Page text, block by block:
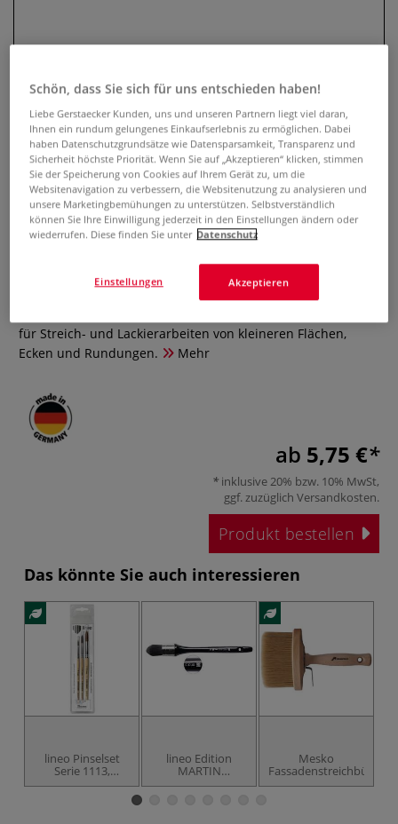
Mesko Ringpinsel
0 Bewertungen
Besonders langlebige Profi-Qualität, vollsynthetische
Kunstfasermischung, 2-fach abtrennbare Kunststoff-
für Streich- und Lackierarbeiten von kleineren Flächen,
Ecken und Rundungen.
Mehr
ab 5,75 €
inklusive 20% bzw. 10% MwSt,
ggf. zuzüglich Versandkosten.
Produkt bestellen
Das könnte Sie auch interessieren
lineo Pinselset
Serie 1113,
Synthetik
lineo Edition
MARTIN
THOMAS,
Mesko
Fassadenstreichbürste
Schön, dass Sie sich für uns entschieden haben!
Liebe Gerstaecker Kunden, uns und unseren Partnern liegt viel daran,
Ihnen ein rundum gelungenes Einkaufserlebnis zu ermöglichen. Dabei
haben Datenschutzgrundsätze wie Datensparsamkeit, Transparenz und
Sicherheit höchste Priorität. Wenn Sie auf „Akzeptieren“ klicken, stimmen
Sie der Speicherung von Cookies auf Ihrem Gerät zu, um die
Websitenavigation zu verbessern, die Websitenutzung zu analysieren und
unsere Marketingbemühungen zu unterstützen. Selbstverständlich
können Sie Ihre Einwilligung jederzeit in den Einstellungen ändern oder
wiederrufen. Diese finden Sie unter Datenschutz
Akzeptieren
Einstellungen